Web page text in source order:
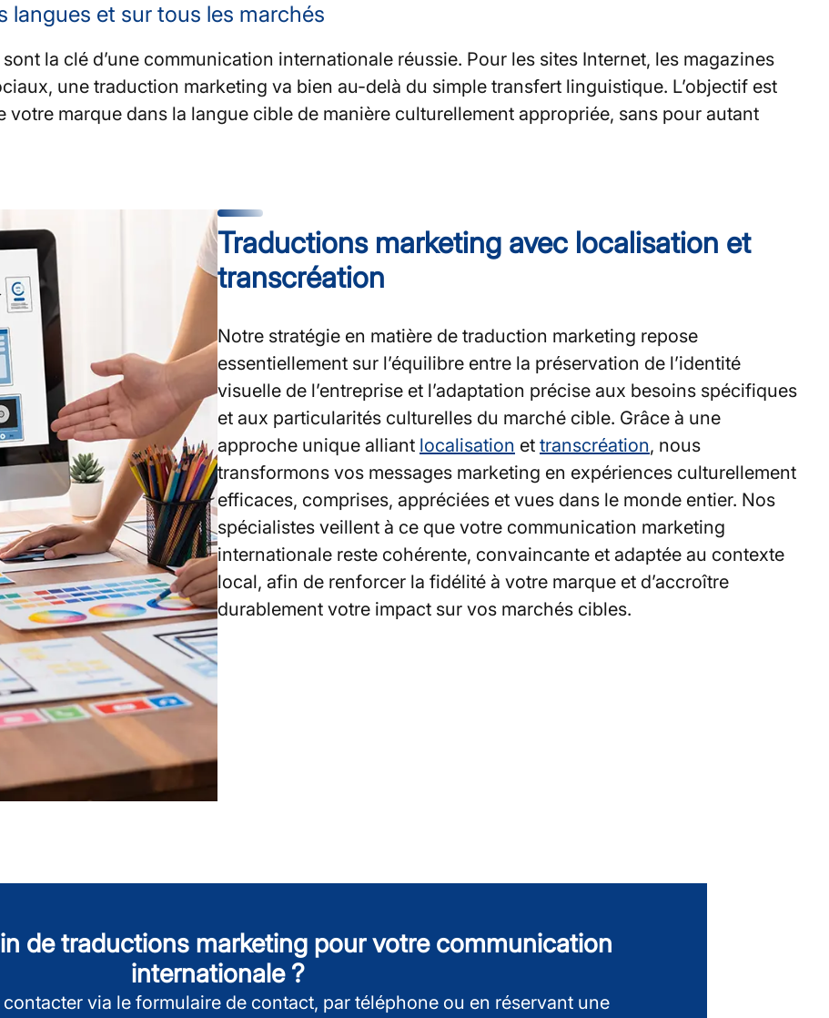
langues et sur tous les marchés
la clé d’une communication internationale réussie. Pour les sites Internet, les magazines
une traduction marketing va bien au-delà du simple transfert linguistique. L’objectif est
votre marque dans la langue cible de manière culturellement appropriée, sans pour autant
Traductions marketing avec localisation et
transcréation
Notre stratégie en matière de traduction marketing repose
essentiellement sur l’équilibre entre la préservation de l’identité
visuelle de l’entreprise et l’adaptation précise aux besoins spécifiques
et aux particularités culturelles du marché cible. Grâce à une
approche unique alliant localisation et transcréation, nous
transformons vos messages marketing en expériences culturellement
efficaces, comprises, appréciées et vues dans le monde entier. Nos
spécialistes veillent à ce que votre communication marketing
internationale reste cohérente, convaincante et adaptée au contexte
local, afin de renforcer la fidélité à votre marque et d’accroître
durablement votre impact sur vos marchés cibles.
de traductions marketing pour votre communication
internationale ?
contacter via le formulaire de contact, par téléphone ou en réservant une